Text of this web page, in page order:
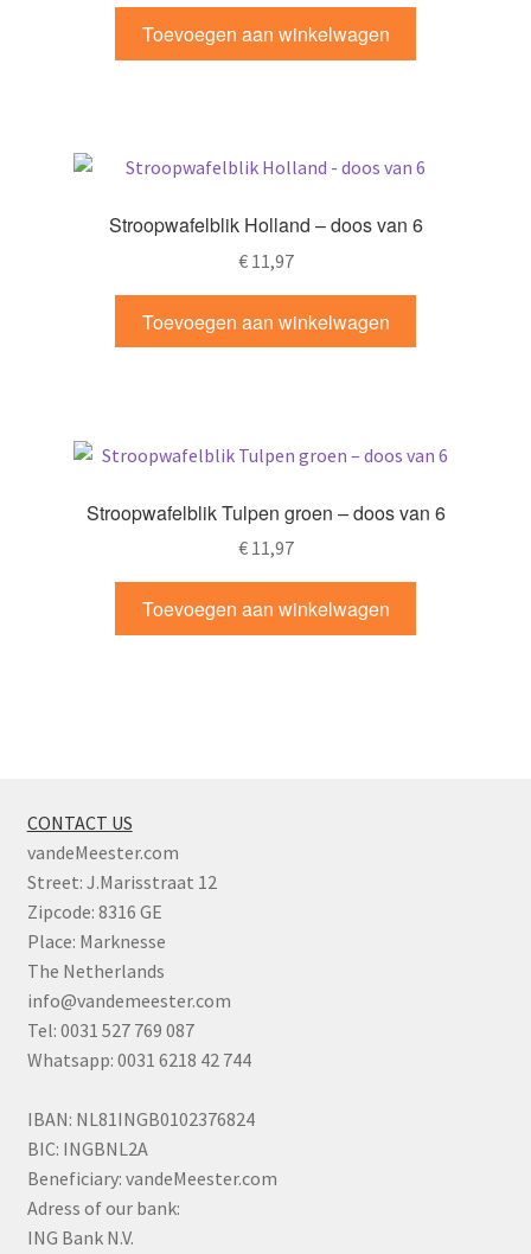
Toevoegen aan winkelwagen
Stroopwafelblik Holland – doos van 6
€11,97
Toevoegen aan winkelwagen
Stroopwafelblik Tulpen groen – doos van 6
€11,97
Toevoegen aan winkelwagen
CONTACT US
vandeMeester.com
Street: J.Marisstraat 12
Zipcode: 8316 GE
Place: Marknesse
The Netherlands
info@vandemeester.com
Tel: 0031 527 769 087
Whatsapp: 0031 6218 42 744
IBAN: NL81INGB0102376824
BIC: INGBNL2A
Beneficiary: vandeMeester.com
Adress of our bank:
ING Bank N.V.